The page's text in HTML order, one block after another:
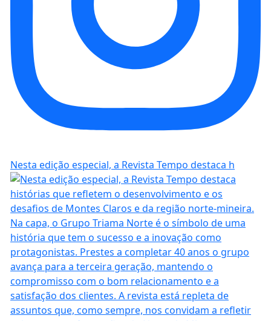
Nesta edição especial, a Revista Tempo destaca h